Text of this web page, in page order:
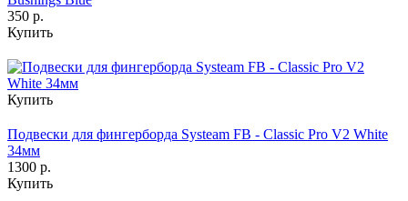
350 р.
Купить
Купить
Подвески для фингерборда Systeam FB - Classic Pro V2 White
34мм
1300 р.
Купить